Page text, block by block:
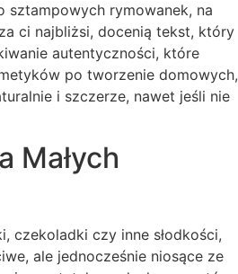
sztampowych rymowanek, na
ci najbliżsi, docenią tekst, który
autentyczności, które
po tworzenie domowych,
i szczerze, nawet jeśli nie
Małych
czekoladki czy inne słodkości,
ale jednocześnie niosące ze